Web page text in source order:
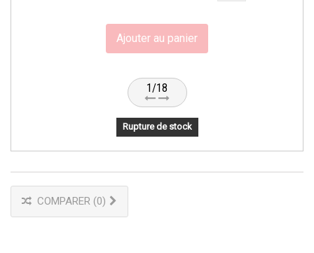
Ajouter au panier
1/18
Rupture de stock
COMPARER (0)